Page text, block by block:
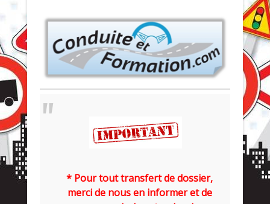
* Pour tout transfert de dossier,
merci de nous en informer et de